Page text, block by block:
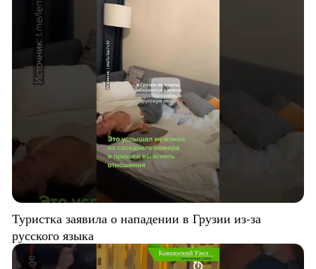
Туристка заявила о нападении в Грузии из-за
русского языка